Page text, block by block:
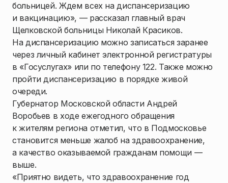
больницей. Ждем всех на диспансеризацию
и вакцинацию», — рассказал главный врач
Щелковской больницы Николай Красиков.
На диспансеризацию можно записаться заранее
через личный кабинет электронной регистратуры
в «Госуслугах» или по телефону 122. Также можно
пройти диспансеризацию в порядке живой
очереди.
Губернатор Московской области Андрей
Воробьев в ходе ежегодного обращения
к жителям региона отметил, что в Подмосковье
становится меньше жалоб на здравоохранение,
а качество оказываемой гражданам помощи —
выше.
«Приятно видеть, что здравоохранение год